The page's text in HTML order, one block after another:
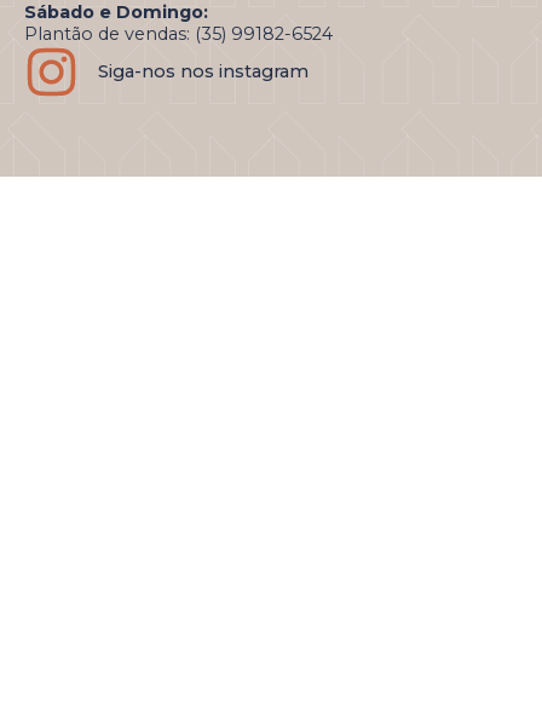
Sábado e Domingo:
Plantão de vendas: (35) 99182-6524
Siga-nos nos instagram